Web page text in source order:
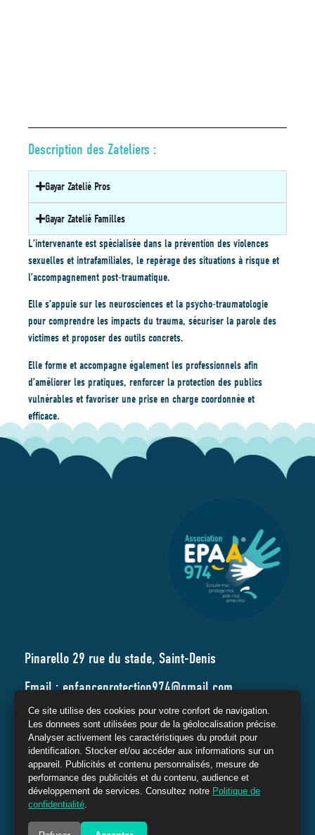
Description des Zateliers :
Gayar Zatelié Pros
Gayar Zatelié Familles
L’intervenante est spécialisée dans la prévention des violences
sexuelles et intrafamiliales, le repérage des situations à risque et
l’accompagnement post-traumatique.
Elle s’appuie sur les neurosciences et la psycho-traumatologie
pour comprendre les impacts du trauma, sécuriser la parole des
victimes et proposer des outils concrets.
Elle forme et accompagne également les professionnels afin
d’améliorer les pratiques, renforcer la protection des publics
vulnérables et favoriser une prise en charge coordonnée et
efficace.
Pinarello 29 rue du stade, Saint-Denis
Email : enfanceprotection974@gmail.com
Tél. : 02 62 66 73 09
(c) Association E.P.A.A. 974 – 2024 –
Ce site utilise des cookies pour votre confort de navigation.
Les donnees sont utilisées pour de la géolocalisation précise.
Analyser activement les caractéristiques du produit pour
identification. Stocker et/ou accéder aux informations sur un
appareil. Publicités et contenu personnalisés, mesure de
performance des publicités et du contenu, audience et
développement de services. Consultez notre Politique de
confidentialité.